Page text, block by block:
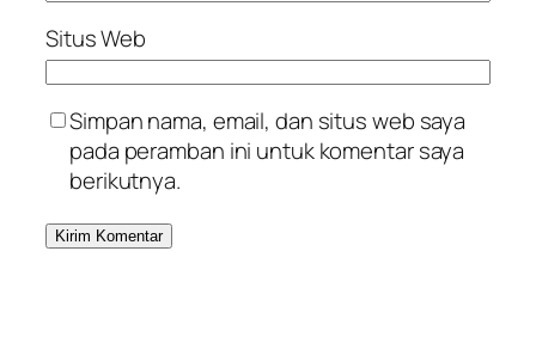
Situs Web
Simpan nama, email, dan situs web saya
pada peramban ini untuk komentar saya
berikutnya.